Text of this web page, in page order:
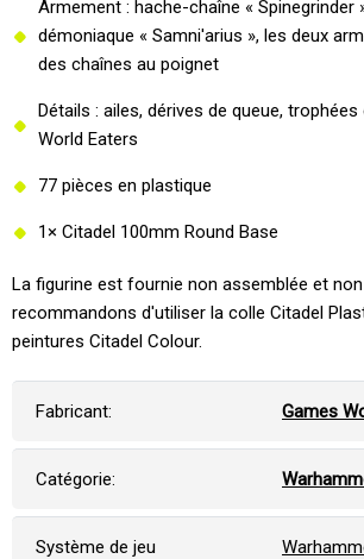
Armement : hache-chaîne « Spinegrinder
démoniaque « Samni'arius », les deux
des chaînes au poignet
Détails : ailes, dérives de queue,
World Eaters
77 pièces en plastique
1× Citadel 100mm Round Base
La figurine est fournie non assemblée et
recommandons d'utiliser la colle Citadel
peintures Citadel Colour.
Fabricant: Games
Catégorie:
Système de jeu